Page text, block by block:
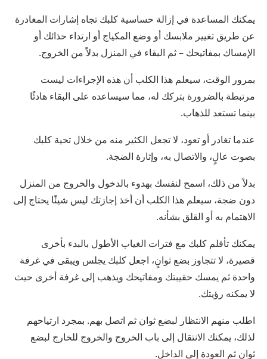
يمكنك المساعدة في إزالة حساسية كلبك تجاه إشارات المغادرة
عن طريق تغيير ملابسك أو وضع المكياج أو ارتداء حذائك أو
الإمساك بمفاتيحك – ثم البقاء في المنزل بدلاً من الخروج.
بمرور الوقت، سيعلم هذا الكلب أن هذه الإجراءات ليست
مرتبطة بالضرورة بتركك له، مما سيساعده على البقاء هادئًا
بينما تستعد للذهاب.
عندما تغادر أو تعود، لا تجعل الكثير منه من خلال تحية كلبك
بصوت عالٍ، والاتصال به، وإثارة الضجة.
بدلاً من ذلك، اسمح لنفسك بهدوء بالدخول والخروج من المنزل
دون ضجة، سيعلم هذا الكلب أن أخذ إجازتك ليس شيئًا يحتاج إلى
الاهتمام به أو القلق بشأنه.
يمكنك تأقلم كلبك مع فترات الغياب الأطول بالبدء بأخرى
قصيرة، لا تتجاوز بضع ثوانٍ، اجعل كلبك يجلس ويبقى في غرفة
واحدة ثم يمسك حقيبتك ومفاتيحك ويذهب إلى غرفة أخرى حيث
لا يمكنه رؤيتك.
اطلب منهم الانتظار لبضع ثوان ثم اتصل بهم. بمجرد ارتياحهم
لذلك، يمكنك الانتقال إلى باب الخروج والخروج للخارج لبضع
ثوان ثم العودة إلى الداخل.